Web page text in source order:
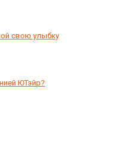
свою улыбку
ЮТэйр?